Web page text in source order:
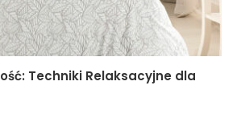
Techniki Relaksacyjne dla